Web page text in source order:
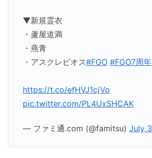
▼新規霊衣
・蘆屋道満
・燕青
・アスクレピオス#FGO #FGO7周年
https://t.co/efHVJ1cjVo
pic.twitter.com/PL4UxSHCAK
— ファミ通.com (@famitsu) July